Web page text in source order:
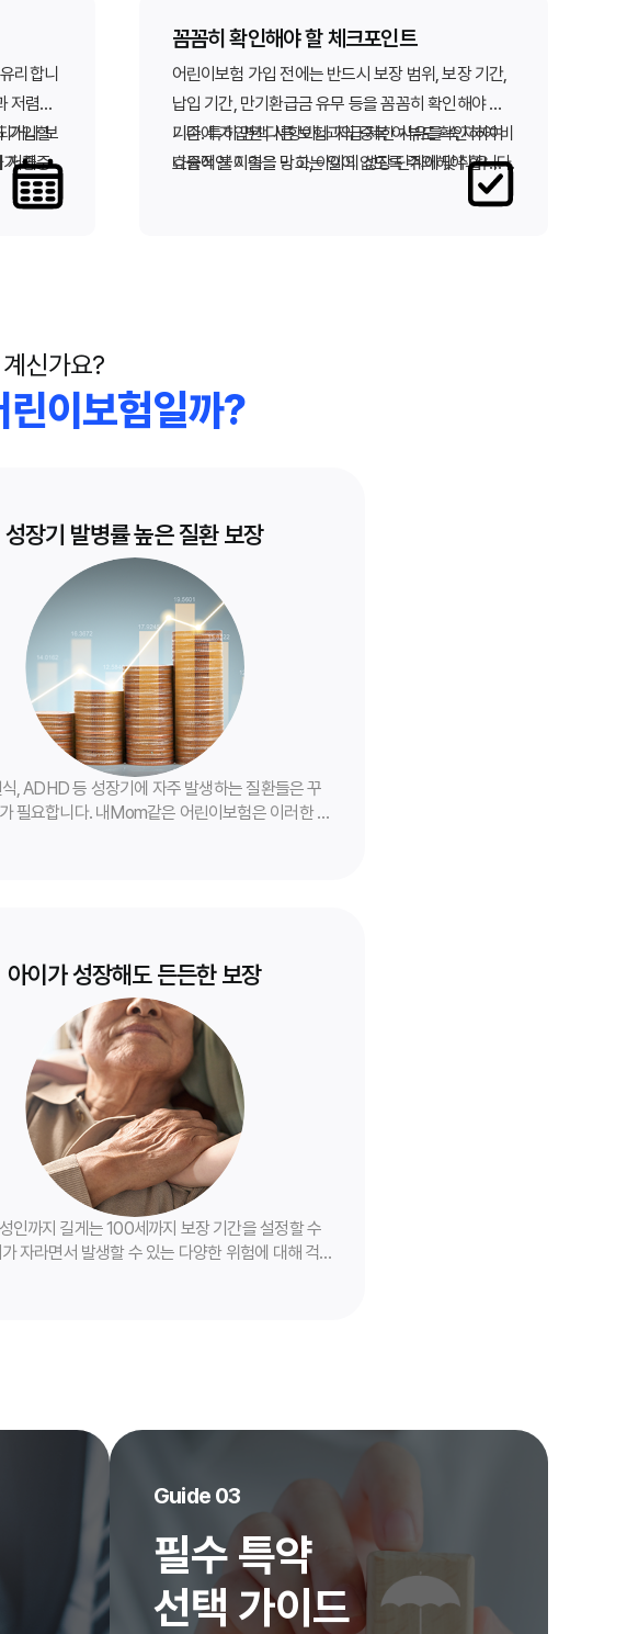
리합니
저렴한
가입할
저체중
거나 보
좋을
꼼꼼히 확인해야 할 체크포인트
어린이보험 가입 전에는 반드시 보장 범위, 보장 기간,
납입 기간, 만기환급금 유무 등을 꼼꼼히 확인해야 합
니다. 특히 면책 사항이나 지급 제한 사유를 숙지하여
나중에 불이익을 당하는 일이 없도록 주의해야 합니다.
기존에 가입된 다른 보험과의 중복 여부도 확인하여 비
효율적인 지출을 막고, 아이의 성장 단계에 맞춰 유연
하게 보장을 변경할 수 있는지도 미리 확인하는 것이
신가요?
이보험일까?
성장기 발병률 높은 질환 보장
, ADHD 등 성장기에 자주 발생하는 질환들은 꾸
필요합니다. 내Mom같은 어린이보험은 이러한 질
아이가 성장해도 든든한 보장
인까지 길게는 100세까지 보장 기간을 설정할 수
자라면서 발생할 수 있는 다양한 위험에 대해 걱
Guide 03
필수 특약
선택 가이드